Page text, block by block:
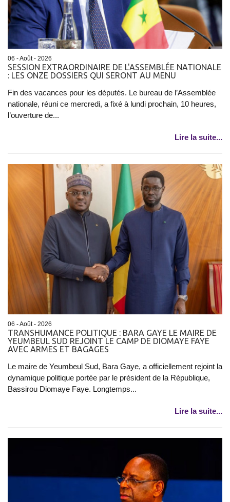
06 - Août - 2026
SESSION EXTRAORDINAIRE DE L'ASSEMBLÉE NATIONALE
: LES ONZE DOSSIERS QUI SERONT AU MENU
Fin des vacances pour les députés. Le bureau de l’Assemblée
nationale, réuni ce mercredi, a fixé à lundi prochain, 10 heures,
l’ouverture de...
Lire la suite...
06 - Août - 2026
TRANSHUMANCE POLITIQUE : BARA GAYE LE MAIRE DE
YEUMBEUL SUD REJOINT LE CAMP DE DIOMAYE FAYE
AVEC ARMES ET BAGAGES
Le maire de Yeumbeul Sud, Bara Gaye, a officiellement rejoint la
dynamique politique portée par le président de la République,
Bassirou Diomaye Faye. Longtemps...
Lire la suite...